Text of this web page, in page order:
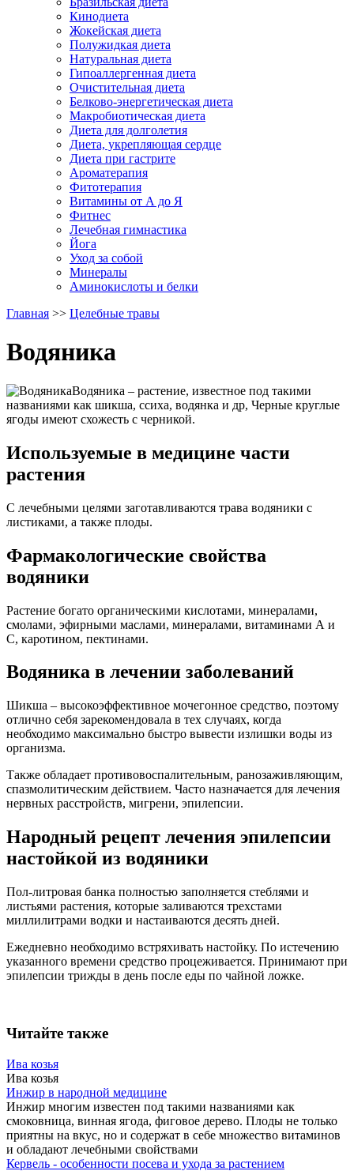
Кинодиета
Жокейская диета
Полужидкая диета
Натуральная диета
Гипоаллергенная диета
Очистительная диета
Белково-энергетическая диета
Макробиотическая диета
Диета для долголетия
Диета, укрепляющая сердце
Диета при гастрите
Ароматерапия
Фитотерапия
Витамины от А до Я
Фитнес
Лечебная гимнастика
Йога
Уход за собой
Минералы
Аминокислоты и белки
Главная >> Целебные травы
Водяника
Водяника – растение, известное под такими
названиями как шикша, ссиха, водянка и др, Черные круглые
ягоды имеют схожесть с черникой.
Используемые в медицине части
растения
С лечебными целями заготавливаются трава водяники с
листиками, а также плоды.
Фармакологические свойства
водяники
Растение богато органическими кислотами, минералами,
смолами, эфирными маслами, минералами, витаминами А и
С, каротином, пектинами.
Водяника в лечении заболеваний
Шикша – высокоэффективное мочегонное средство, поэтому
отлично себя зарекомендовала в тех случаях, когда
необходимо максимально быстро вывести излишки воды из
организма.
Также обладает противовоспалительным, ранозаживляющим,
спазмолитическим действием. Часто назначается для лечения
нервных расстройств, мигрени, эпилепсии.
Народный рецепт лечения эпилепсии
настойкой из водяники
Пол-литровая банка полностью заполняется стеблями и
листьями растения, которые заливаются трехстами
миллилитрами водки и настаиваются десять дней.
Ежедневно необходимо встряхивать настойку. По истечению
указанного времени средство процеживается. Принимают при
эпилепсии трижды в день после еды по чайной ложке.
Читайте также
Ива козья
Ива козья
Инжир в народной медицине
Инжир многим известен под такими названиями как
смоковница, винная ягода, фиговое дерево. Плоды не только
приятны на вкус, но и содержат в себе множество витаминов
и обладают лечебными свойствами
Кервель - особенности посева и ухода за растением